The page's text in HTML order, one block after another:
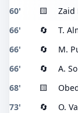
60' 🟨 Zaid
66' 🔄 T.
66' 🔄 M.
66' 🔄 A.
68' 🟨
73' 🔄 O.